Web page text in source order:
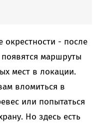
окрестности - после
маршруты
мест в локации.
вломиться в
или попытаться
Но здесь есть